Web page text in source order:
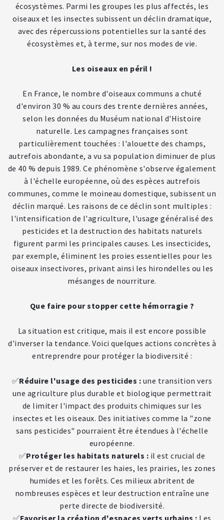
écosystèmes. Parmi les groupes les plus affectés, les
oiseaux et les insectes subissent un déclin dramatique,
avec des répercussions potentielles sur la santé des
écosystèmes et, à terme, sur nos modes de vie.
Les oiseaux en péril !
En France, le nombre d'oiseaux communs a chuté
d'environ 30 % au cours des trente dernières années,
selon les données du Muséum national d'Histoire
naturelle. Les campagnes françaises sont
particulièrement touchées : l'alouette des champs,
autrefois abondante, a vu sa population diminuer de plus
de 40 % depuis 1989. Ce phénomène s'observe également
à l'échelle européenne, où des espèces autrefois
communes, comme le moineau domestique, subissent un
déclin marqué. Les raisons de ce déclin sont multiples :
l'intensification de l'agriculture, l'usage généralisé des
pesticides et la destruction des habitats naturels
figurent parmi les principales causes. Les insecticides,
par exemple, éliminent les proies essentielles pour les
oiseaux insectivores, privant ainsi les hirondelles ou les
mésanges de nourriture.
Que faire pour stopper cette hémorragie ?
La situation est critique, mais il est encore possible
d'inverser la tendance. Voici quelques actions concrètes à
entreprendre pour protéger la biodiversité :
✅Réduire l'usage des pesticides : une transition vers
une agriculture plus durable et biologique permettrait
de limiter l'impact des produits chimiques sur les
insectes et les oiseaux. Des initiatives comme la "zone
sans pesticides" pourraient être étendues à l'échelle
européenne.
✅Protéger les habitats naturels : il est crucial de
préserver et de restaurer les haies, les prairies, les zones
humides et les forêts. Ces milieux abritent de
nombreuses espèces et leur destruction entraîne une
perte directe de biodiversité.
✅Favoriser la création d'espaces verts urbains : Les